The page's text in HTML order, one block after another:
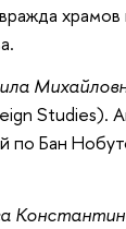
храмов
Studies).
по Бан